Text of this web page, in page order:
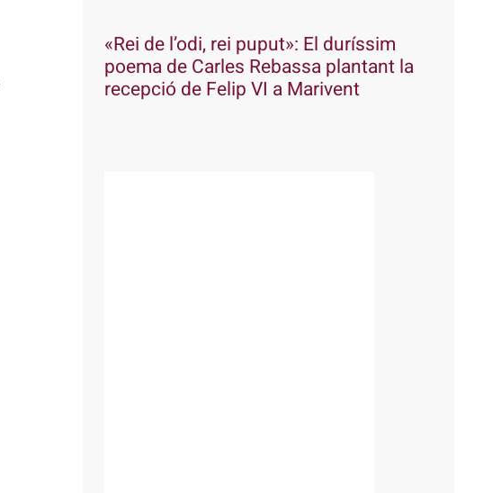
«Rei de l’odi, rei puput»: El duríssim
poema de Carles Rebassa plantant la
recepció de Felip VI a Marivent